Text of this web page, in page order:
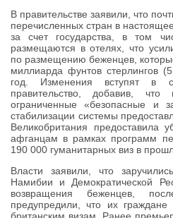
В правительстве заявили, что
перечисленных стран в
за счет государства, в том
размещаются в отелях, что
по размещению беженцев,
миллиарда фунтов стерлингов
год. Изменения вступят в
правительство, добавив,
ограниченные «безопасные и
стабилизации системы
Великобритания
афганцам в рамках программ
190 000 гуманитарных виз в
Власти заявили, что
Намибии и Демократической
возвращения беженцев,
предупредили, что их граждане